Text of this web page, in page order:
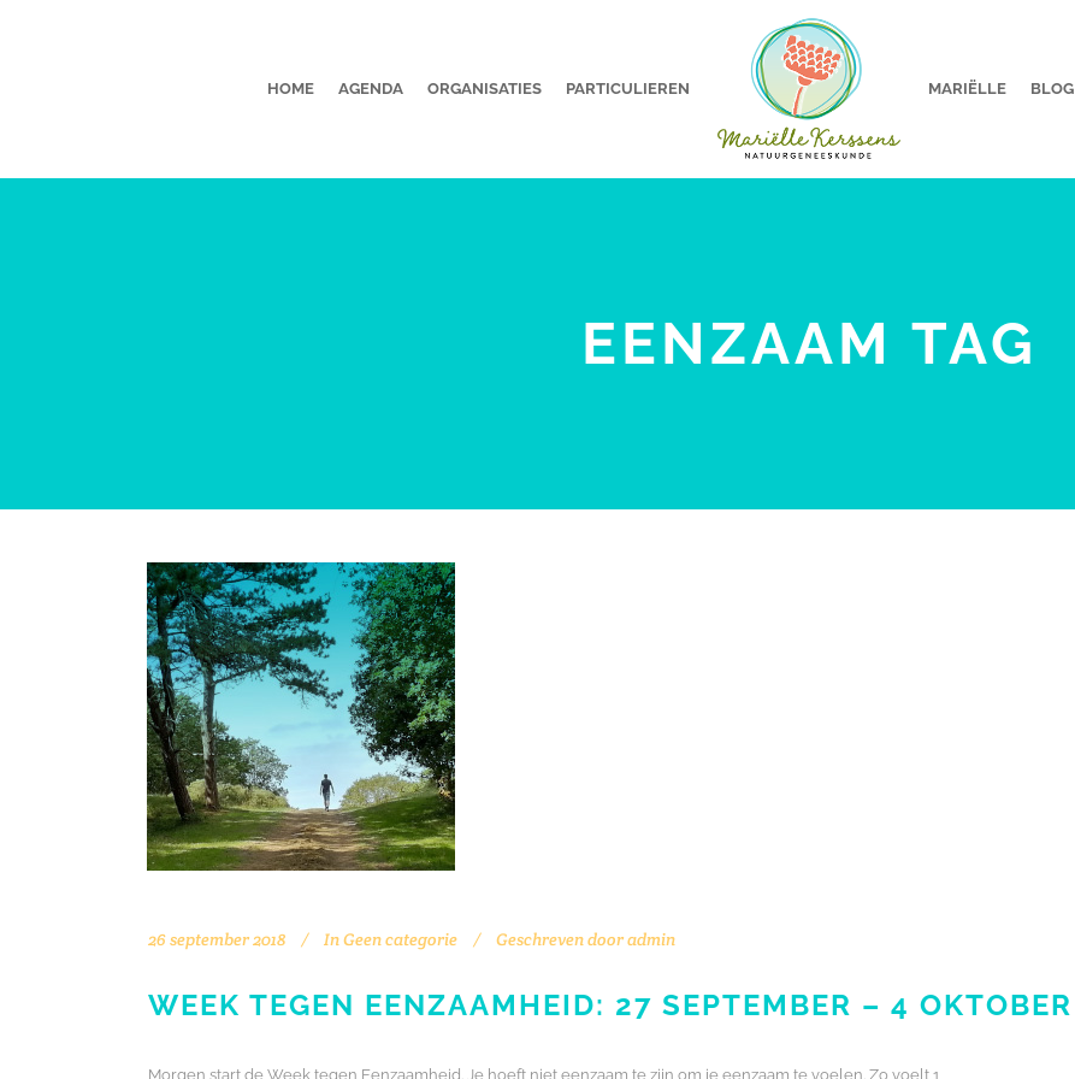
HOME AGENDA ORGANISATIES PARTICULIEREN MARIËLLE BLOG
EENZAAM TAG
26 september 2018 InGeen categorie Geschreven dooradmin
WEEK TEGEN EENZAAMHEID: 27 SEPTEMBER – 4 OKTOBER
Morgen start de Week tegen Eenzaamheid. Je hoeft niet eenzaam te zijn om je eenzaam te voelen. Zo voelt 1